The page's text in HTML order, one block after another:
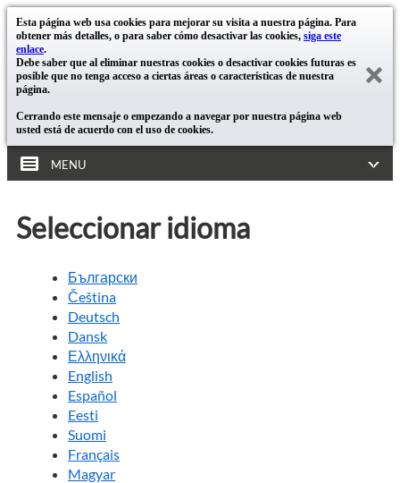
Esta página web usa cookies para mejorar su visita a nuestra página. Para
obtener más detalles, o para saber cómo desactivar las cookies, siga este
enlace.
Debe saber que al eliminar nuestras cookies o desactivar cookies futuras es
posible que no tenga acceso a ciertas áreas o características de nuestra
página.
Cerrando este mensaje o empezando a navegar por nuestra página web
usted está de acuerdo con el uso de cookies.
MENU
Seleccionar idioma
Български
Čeština
Deutsch
Dansk
Ελληνικά
English
Español
Eesti
Suomi
Français
Magyar